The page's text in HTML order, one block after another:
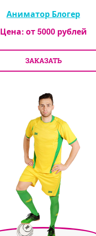
Аниматор Блогер
Цена: от5000рублей
ЗАКАЗАТЬ